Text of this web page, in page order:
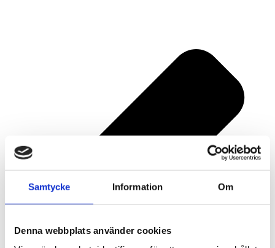
Samtycke Information Om
Denna webbplats använder cookies